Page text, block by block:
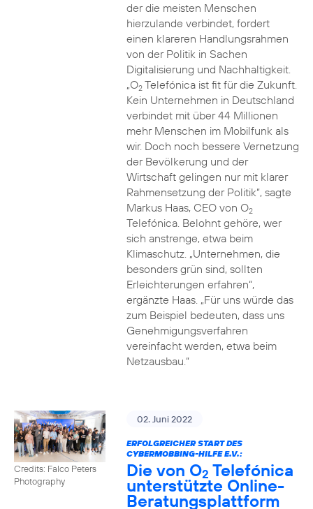
der die meisten Menschen
hierzulande verbindet, fordert
einen klareren Handlungsrahmen
von der Politik in Sachen
Digitalisierung und Nachhaltigkeit.
„O2Telefónica ist fit für die Zukunft.
Kein Unternehmen in Deutschland
verbindet mit über 44 Millionen
mehr Menschen im Mobilfunk als
wir. Doch noch bessere Vernetzung
der Bevölkerung und der
Wirtschaft gelingen nur mit klarer
Rahmensetzung der Politik“, sagte
Markus Haas, CEO von O2
Telefónica. Belohnt gehöre, wer
sich anstrenge, etwa beim
Klimaschutz. „Unternehmen, die
besonders grün sind, sollten
Erleichterungen erfahren“,
ergänzte Haas. „Für uns würde das
zum Beispiel bedeuten, dass uns
Genehmigungsverfahren
vereinfacht werden, etwa beim
Netzausbau.“
Credits: Falco Peters
Photography
02. Juni 2022
ERFOLGREICHER START DES
CYBERMOBBING-HILFE E.V.:
Die von O2 Telefónica
unterstützte Online-
Beratungsplattform